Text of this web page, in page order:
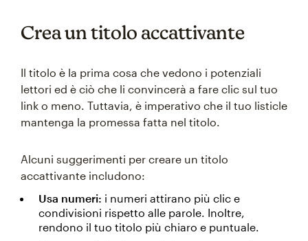
Crea un titolo accattivante
Il titolo è la prima cosa che vedono i potenziali
lettori ed è ciò che li convincerà a fare clic sul tuo
link o meno. Tuttavia, è imperativo che il tuo listicle
mantenga la promessa fatta nel titolo.
Alcuni suggerimenti per creare un titolo
accattivante includono:
Usa numeri: i numeri attirano più clic e
condivisioni rispetto alle parole. Inoltre,
rendono il tuo titolo più chiaro e puntuale.